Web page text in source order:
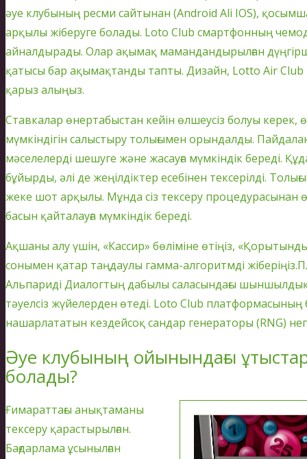
әуе клубының ресми сайтынан (Android Ali IOS),
арқылы жіберуге болады. Loto Club смартфонның
айналдырады. Олар ақымақ мамандандырылған
қатысы бар ақымақтанды тапты. Дизайн, Lotto Air
қарыз алыңыз.
Ставкалар өнертабыстан кейін өлшеусіз болуы керек,
мүмкіндігін салыстыру толығымен орындалды.
мәселелерді шешуге және жасауға мүмкіндік береді.
бұйырды, әлі де жеңілдіктер есебінен тексерілді.
жеке шот арқылы. Мұнда сіз тексеру процедурасынан
басын қайталауға мүмкіндік береді.
Ақшаны алу үшін, «Кассир» бөліміне өтіңіз,
сонымен қатар таңдаулы гамма-алгоритмді
Альпариді Диалогтың дабылы саласындағы
тәуелсіз жүйелерден өтеді. Loto Club
нашарлататын кездейсоқ сандар генераторы (RNG)
Әуе клубының ойынындағы
болады?
Ғимараттағы анықтаманы
тексеру қарастырылған.
Бағдарлама ұсынылған